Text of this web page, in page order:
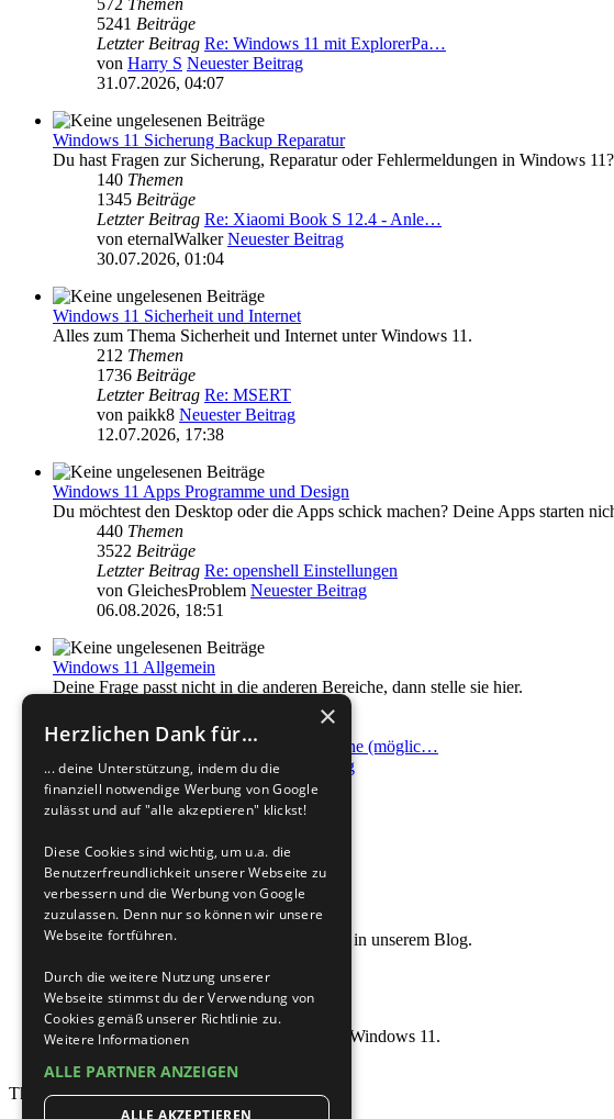
5241 Beiträge
Letzter Beitrag Re: Windows 11 mit ExplorerPa…
von Harry S Neuester Beitrag
31.07.2026, 04:07
Windows 11 Sicherung Backup Reparatur
Du hast Fragen zur Sicherung, Reparatur oder Fehlermeldungen in Windows 11?
140 Themen
1345 Beiträge
Letzter Beitrag Re: Xiaomi Book S 12.4 - Anle…
von eternalWalker Neuester Beitrag
30.07.2026, 01:04
Windows 11 Sicherheit und Internet
Alles zum Thema Sicherheit und Internet unter Windows 11.
212 Themen
1736 Beiträge
Letzter Beitrag Re: MSERT
von paikk8 Neuester Beitrag
12.07.2026, 17:38
Windows 11 Apps Programme und Design
Du möchtest den Desktop oder die Apps schick machen? Deine Apps starten
440 Themen
3522 Beiträge
Letzter Beitrag Re: openshell Einstellungen
von GleichesProblem Neuester Beitrag
06.08.2026, 18:51
Windows 11 Allgemein
Deine Frage passt nicht in die anderen Bereiche, dann stelle sie hier.
10600Beiträge
Letzter Beitrag Re: Kennt jemand eine (möglic…
vonErfahrenerUser Neuester Beitrag
06.08.2026, 17:10
Windows 11 Microsoft Edge (Chromium)
Windows 11 im Blog
Nützliche Artikel zum Thema Windows 11 in unserem Blog.
Windows 11 Portal im Wiki
Die Anlaufstelle für alle Tutorials rund um Windows 11.
Themen insgesamt34533•
×
Herzlichen Dank für...
... deine Unterstützung, indem du die
finanziell notwendige Werbung von Google
zulässt und auf "alle akzeptieren" klickst!
Diese Cookies sind wichtig, um u.a. die
Benutzerfreundlichkeit unserer Webseite zu
verbessern und die Werbung von Google
zuzulassen. Denn nur so können wir unsere
Webseite fortführen.
Durch die weitere Nutzung unserer
Webseite stimmst du der Verwendung von
Cookies gemäß unserer Richtlinie zu.
Weitere Informationen
ALLE PARTNER ANZEIGEN
ALLE AKZEPTIEREN